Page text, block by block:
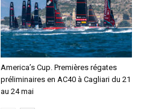
America’s Cup. Premières régates
préliminaires en AC40 à Cagliari du 21
au 24 mai